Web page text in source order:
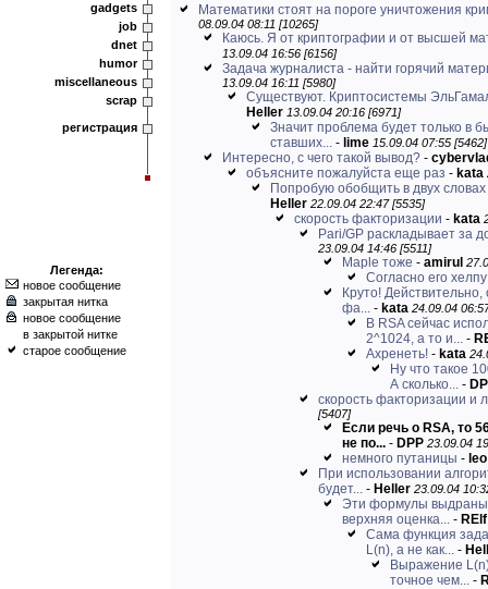
gadgets
job
dnet
humor
miscellaneous
scrap
регистрация
Легенда:
новое сообщение
закрытая нитка
новое сообщение
в закрытой нитке
старое сообщение
Математики стоят на пороге уничтожения
08.09.04 08:11 [10265]
Каюсь. Я от криптографии и от высшей
13.09.04 16:56 [6156]
Задача журналиста - найти горячий
13.09.04 16:11 [5980]
Существуют. Криптосистемы
Heller 13.09.04 20:16 [6971]
Значит проблема будет только в
ставших... - lime 15.09.04 07:55 [5462]
Интересно, с чего такой вывод? -
объясните пожалуйста еще раз - kata
Попробую обобщить в двух
Heller 22.09.04 22:47 [5535]
скорость факторизации - kata
Pari/GP раскладывает за
23.09.04 14:46 [5511]
Maple тоже - amirul
Согласно его
Круто!
фа... - kata 24.09.04
В RSA сейчас
2^1024, а то и... -
Ахренеть! - kata
Ну что такое
А сколько... -
скорость факторизации и
[5407]
Если речь о RSA, то
не по... - DPP 23.09.04
немного путаницы - leo
При использовании
будет... - Heller 23.09.04
Эти формулы выдраны
верхняя оценка... - RElf
Сама функция
L(n), а не как... -
Выражение
точное чем... -